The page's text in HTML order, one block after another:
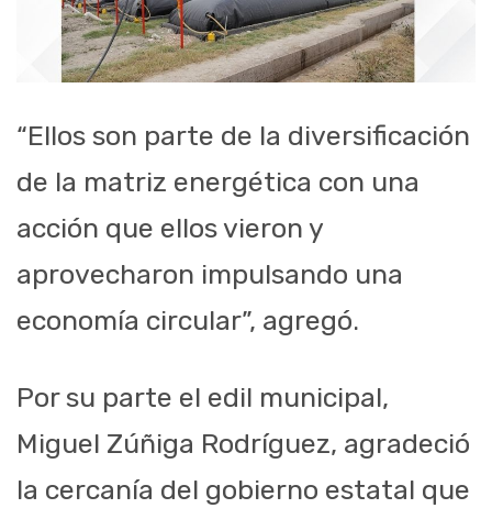
“Ellos son parte de la diversificación
de la matriz energética con una
acción que ellos vieron y
aprovecharon impulsando una
economía circular”, agregó.
Por su parte el edil municipal,
Miguel Zúñiga Rodríguez, agradeció
la cercanía del gobierno estatal que